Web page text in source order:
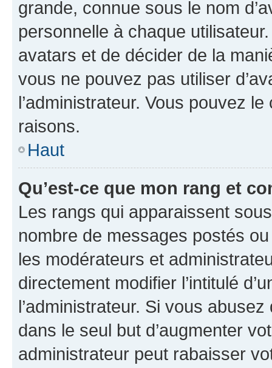
grande, connue sous le nom
personnelle à chaque utilisateur.
avatars et de décider de la
vous ne pouvez pas utiliser
l’administrateur. Vous pouvez
raisons.
Haut
Qu’est-ce que mon rang et
Les rangs qui apparaissent
nombre de messages postés
les modérateurs et
directement modifier l’intitulé
l’administrateur. Si vous
dans le seul but d’augmenter
administrateur peut rabaisser